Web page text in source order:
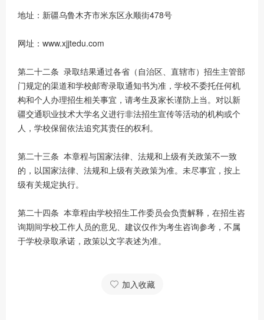
地址：新疆乌鲁木齐市米东区永顺街478号
网址：www.xjjtedu.com
第二十二条 录取结果通过各省（自治区、直辖市）招生主管部
门规定的渠道和学校邮寄录取通知书为准，学校不委托任何机
构和个人办理招生相关事宜，请考生及家长谨防上当。对以新
疆交通职业技术大学名义进行非法招生宣传等活动的机构或个
人，学校保留依法追究其责任的权利。
第二十三条 本章程与国家法律、法规和上级有关政策不一致
的，以国家法律、法规和上级有关政策为准。未尽事宜，按上
级有关规定执行。
第二十四条 本章程由学校招生工作委员会负责解释，在招生咨
询期间学校工作人员的意见、建议仅作为考生咨询参考，不属
于学校录取承诺，政策以文字表述为准。
加入收藏